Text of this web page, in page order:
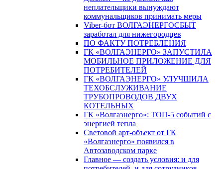
неплательщики вынуждают
коммунальщиков принимать меры
Viber-бот ВОЛГАЭНЕРГОСБЫТ
заработал для нижегородцев
ПО ФАКТУ ПОТРЕБЛЕНИЯ
ГК «ВОЛГАЭНЕРГО» ЗАПУСТИЛА
МОБИЛЬНОЕ ПРИЛОЖЕНИЕ ДЛЯ
ПОТРЕБИТЕЛЕЙ
ГК «ВОЛГАЭНЕРГО» УЛУЧШИЛА
ТЕХОБСЛУЖИВАНИЕ
ТРУБОПРОВОДОВ ДВУХ
КОТЕЛЬНЫХ
ГК «Волгаэнерго»: ТОП-5 событий с
энергией тепла
Световой арт-объект от ГК
«Волгаэнерго» появился в
Автозаводском парке
Главное — создать условия: и для